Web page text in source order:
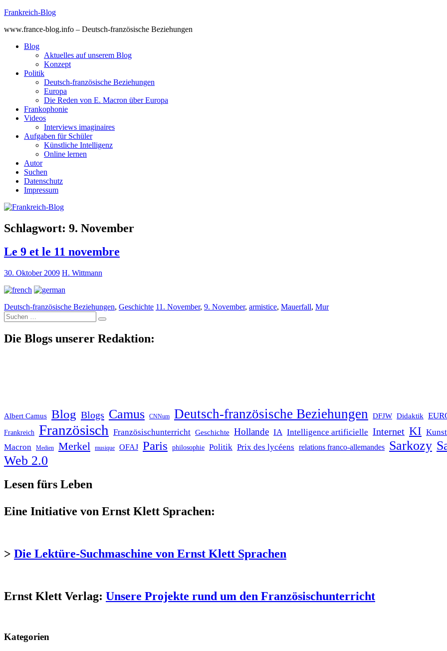
Skip
content
Frankreich-Blog
www.france-blog.info – Deutsch-französische Beziehungen
Blog
Aktuelles auf unserem Blog
Konzept
Politik
Deutsch-französische Beziehungen
Europa
Die Reden von E. Macron über Europa
Frankophonie
Videos
Interviews imaginaires
Aufgaben für Schüler
Künstliche Intelligenz
Online lernen
Autor
Suchen
Datenschutz
Impressum
Schlagwort: 9. November
Le 9 et le 11 novembre
30. Oktober 2009 H. Wittmann
Deutsch-französische Beziehungen, Geschichte 11. November, 9. November, armistice, Mauerfall, Mur
Suche
nach:
Die Blogs unserer Redaktion:
Albert Camus Blog Blogs Camus CNNum Deutsch-französische Beziehungen DFJW Didaktik
Frankreich Französisch Französischunterricht Geschichte Hollande IA Intelligence artificielle Internet KI Kunst
Macron Medien Merkel musique OFAJ Paris philosophie Politik Prix des lycéens relations franco-allemandes Sarkozy
Web 2.0
Lesen fürs Leben
Eine Initiative von Ernst Klett Sprachen:
> Die Lektüre-Suchmaschine von Ernst Klett Sprachen
Ernst Klett Verlag: Unsere Projekte rund um den Französischunterricht
Kategorien